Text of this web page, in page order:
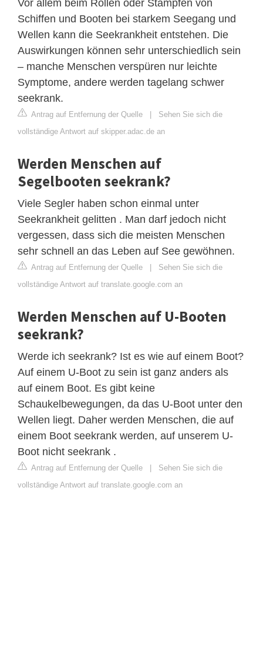
Vor allem beim Rollen oder Stampfen von
Schiffen und Booten bei starkem Seegang und
Wellen kann die Seekrankheit entstehen. Die
Auswirkungen können sehr unterschiedlich sein
– manche Menschen verspüren nur leichte
Symptome, andere werden tagelang schwer
seekrank.
Antrag auf Entfernung der Quelle | Sehen Sie sich die
vollständige Antwort auf skipper.adac.de an
Werden Menschen auf
Segelbooten seekrank?
Viele Segler haben schon einmal unter
Seekrankheit gelitten . Man darf jedoch nicht
vergessen, dass sich die meisten Menschen
sehr schnell an das Leben auf See gewöhnen.
Antrag auf Entfernung der Quelle | Sehen Sie sich die
vollständige Antwort auf translate.google.com an
Werden Menschen auf U-Booten
seekrank?
Werde ich seekrank? Ist es wie auf einem Boot?
Auf einem U-Boot zu sein ist ganz anders als
auf einem Boot. Es gibt keine
Schaukelbewegungen, da das U-Boot unter den
Wellen liegt. Daher werden Menschen, die auf
einem Boot seekrank werden, auf unserem U-
Boot nicht seekrank .
Antrag auf Entfernung der Quelle | Sehen Sie sich die
vollständige Antwort auf translate.google.com an